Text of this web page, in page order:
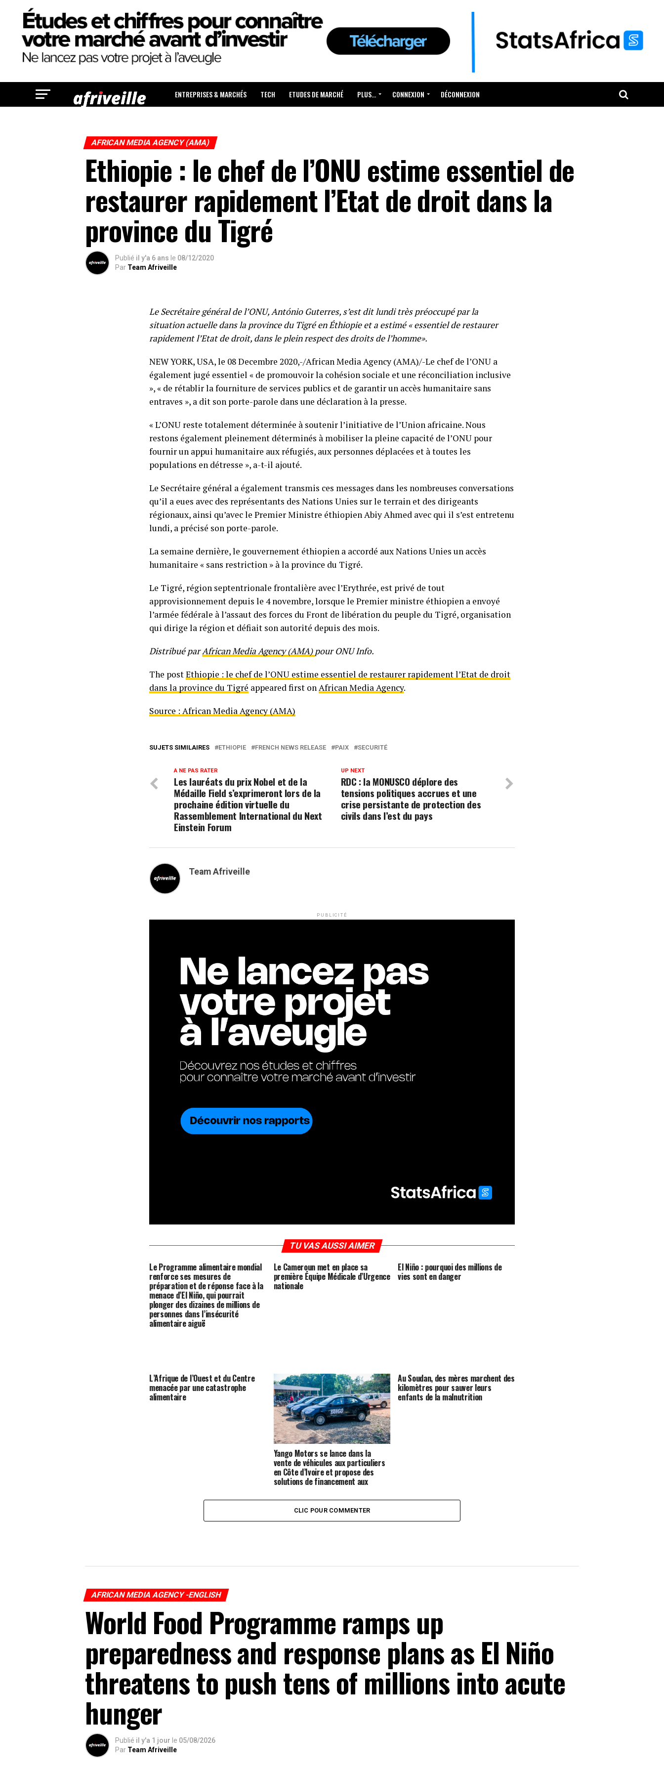
ENTREPRISES & MARCHÉS TECH ETUDES DE MARCHÉ PLUS… CONNEXION DÉCONNEXION
AFRICAN MEDIA AGENCY (AMA)
Ethiopie : le chef de l’ONU estime essentiel de
restaurer rapidement l’Etat de droit dans la
province du Tigré
Publié il y'a 6 ans le 08/12/2020
Par Team Afriveille
Le Secrétaire général de l’ONU, António Guterres, s’est dit lundi très préoccupé par la
situation actuelle dans la province du Tigré en Éthiopie et a estimé « essentiel de restaurer
rapidement l’Etat de droit, dans le plein respect des droits de l’homme».
NEW YORK, USA, le 08 Decembre 2020,-/African Media Agency (AMA)/-Le chef de l’ONU a
également jugé essentiel « de promouvoir la cohésion sociale et une réconciliation inclusive
», « de rétablir la fourniture de services publics et de garantir un accès humanitaire sans
entraves », a dit son porte-parole dans une déclaration à la presse.
« L’ONU reste totalement déterminée à soutenir l’initiative de l’Union africaine. Nous
restons également pleinement déterminés à mobiliser la pleine capacité de l’ONU pour
fournir un appui humanitaire aux réfugiés, aux personnes déplacées et à toutes les
populations en détresse », a-t-il ajouté.
Le Secrétaire général a également transmis ces messages dans les nombreuses conversations
qu’il a eues avec des représentants des Nations Unies sur le terrain et des dirigeants
régionaux, ainsi qu’avec le Premier Ministre éthiopien Abiy Ahmed avec qui il s’est entretenu
lundi, a précisé son porte-parole.
La semaine dernière, le gouvernement éthiopien a accordé aux Nations Unies un accès
humanitaire « sans restriction » à la province du Tigré.
Le Tigré, région septentrionale frontalière avec l’Erythrée, est privé de tout
approvisionnement depuis le 4 novembre, lorsque le Premier ministre éthiopien a envoyé
l’armée fédérale à l’assaut des forces du Front de libération du peuple du Tigré, organisation
qui dirige la région et défiait son autorité depuis des mois.
Distribué parAfrican Media Agency (AMA)pour ONU Info.
The postEthiopie : le chef de l’ONU estime essentiel de restaurer rapidement l’Etat de droit
dans la province du Tigré appeared first onAfrican Media Agency.
Source : African Media Agency (AMA)
SUJETS SIMILAIRES ETHIOPIE FRENCH NEWS RELEASE PAIX SECURITÉ
UP NEXT
RDC : la MONUSCO déplore des
tensions politiques accrues et une
crise persistante de protection des
civils dans l’est du pays
A NE PAS RATER
Les lauréats du prix Nobel et de la
Médaille Field s’exprimeront lors de la
prochaine édition virtuelle du
Rassemblement International du Next
Einstein Forum
Team Afriveille
PUBLICITÉ
TU VAS AUSSI AIMER
Le Programme alimentaire mondial
renforce ses mesures de
préparation et de réponse face à la
menace d’El Niño, qui pourrait
plonger des dizaines de millions de
personnes dans l’insécurité
alimentaire aiguë
Le Cameroun met en place sa
première Équipe Médicale d’Urgence
nationale
El Niño : pourquoi des millions de
vies sont en danger
L’Afrique de l’Ouest et du Centre
menacée par une catastrophe
alimentaire
Yango Motors se lance dans la
vente de véhicules aux particuliers
en Côte d’Ivoire et propose des
solutions de financement aux
Au Soudan, des mères marchent des
kilomètres pour sauver leurs
enfants de la malnutrition
CLIC POUR COMMENTER
AFRICAN MEDIA AGENCY -ENGLISH
World Food Programme ramps up
preparedness and response plans as El Niño
threatens to push tens of millions into acute
hunger
Publié il y'a 1 jour le 05/08/2026
Par Team Afriveille